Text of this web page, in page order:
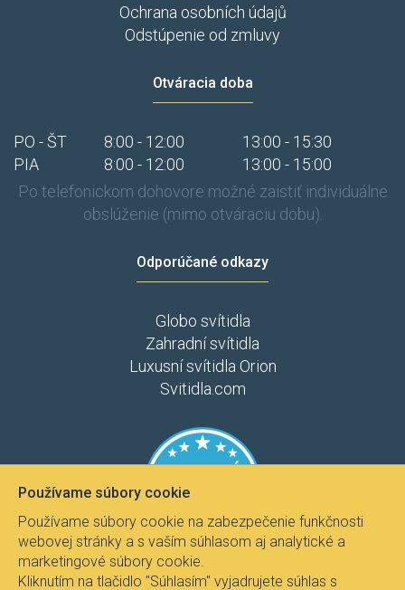
Ochrana osobních údajů
Odstúpenie od zmluvy
Otváracia doba
PO - ŠT 8:00 - 12:00
13:00 - 15:30
PIA
8:00 - 12:00
13:00 - 15:00
Po telefonickom dohovore možné zaistiť individuálne
obslúženie (mimo otváraciu dobu).
Odporúčané odkazy
Globo svítidla
Zahradní svítidla
Luxusní svítidla Orion
Svitidla.com
Používame súbory cookie
Používame súbory cookie na zabezpečenie funkčnosti
webovej stránky a s vaším súhlasom aj analytické a
marketingové súbory cookie.
Kliknutím na tlačidlo "Súhlasím" vyjadrujete súhlas s